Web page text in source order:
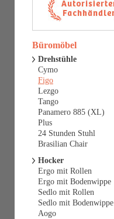
Büromöbel
Drehstühle
Cymo
Figo
Lezgo
Tango
Panamero 885 (XL)
Plus
24 Stunden Stuhl
Brasilian Chair
Hocker
Ergo mit Rollen
Ergo mit Bodenwippe
Sedlo mit Rollen
Sedlo mit Bodenwippe
Aogo